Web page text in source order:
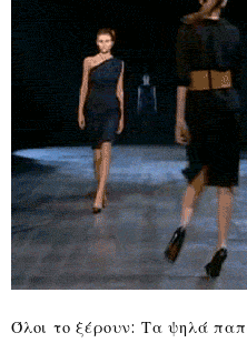
Όλοι το ξέρουν: Τα ψηλά